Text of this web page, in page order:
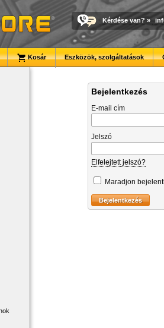
Kérdése van? »
Kosár Eszközök, szolgáltatások
Bejelentkezés
E-mail cím
Jelszó
Elfelejtett jelszó?
Maradjon